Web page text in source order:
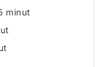
minuty
minut